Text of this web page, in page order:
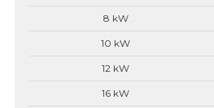
8 kW
10 kW
12 kW
16 kW